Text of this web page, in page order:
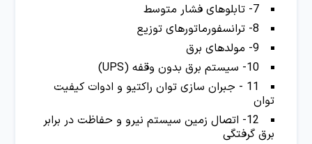
7- تابلوهای فشار متوسط
8- ترانسفورماتورهای توزیع
9- مولدهای برق
10- سیستم برق بدون وقفه (UPS)
11 - جبران سازی توان راکتیو و ادوات کیفیت
توان
12- اتصال زمین سیستم نیرو و حفاظت در برابر
برق گرفتگی